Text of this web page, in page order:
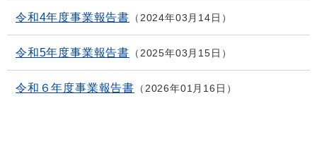
令和4年度事業報告書 2024年03月14日
令和5年度事業報告書 2025年03月15日
令和６年度事業報告書 2026年01月16日